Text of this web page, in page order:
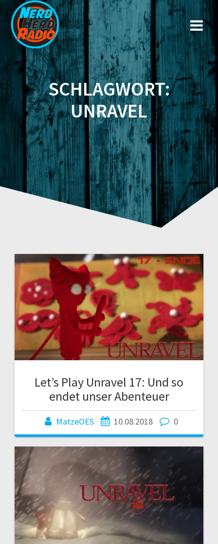
Zum
Inhalt
springen
SCHLAGWORT:
UNRAVEL
Let’s Play Unravel 17: Und so
endet unser Abenteuer
MatzeOES 10.08.2018 0